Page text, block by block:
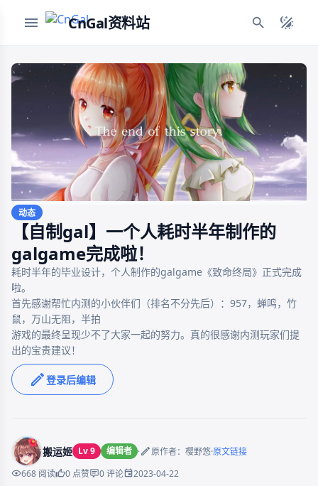
CnGal资料站
动态
【自制gal】一个人耗时半年制作的
galgame完成啦！
耗时半年的毕业设计，个人制作的galgame《致命终局》正式完成
啦。
首先感谢帮忙内测的小伙伴们（排名不分先后）：957，蝉鸣，竹
鼠，万山无阻，半拍
游戏的最终呈现少不了大家一起的努力。真的很感谢内测玩家们提
出的宝贵建议！
登录后编辑
搬运姬 Lv 9 编辑者 · 原作者：樱野悠·原文链接
668 阅读
0 点赞 0 评论 2023-04-22